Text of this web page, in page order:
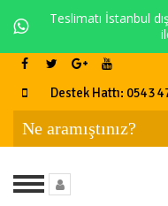
Teslimatı İstanbul
Destek Hattı: 0543